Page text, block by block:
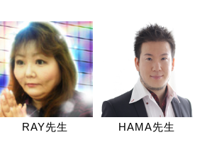
RAY先生 HAMA先生